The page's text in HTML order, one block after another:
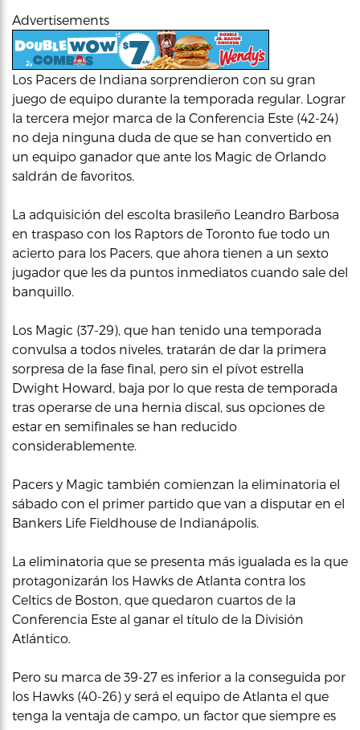
Advertisements
Los Pacers de Indiana sorprendieron con su gran
juego de equipo durante la temporada regular. Lograr
la tercera mejor marca de la Conferencia Este (42-24)
no deja ninguna duda de que se han convertido en
un equipo ganador que ante los Magic de Orlando
saldrán de favoritos.
La adquisición del escolta brasileño Leandro Barbosa
en traspaso con los Raptors de Toronto fue todo un
acierto para los Pacers, que ahora tienen a un sexto
jugador que les da puntos inmediatos cuando sale del
banquillo.
Los Magic (37-29), que han tenido una temporada
convulsa a todos niveles, tratarán de dar la primera
sorpresa de la fase final, pero sin el pívot estrella
Dwight Howard, baja por lo que resta de temporada
tras operarse de una hernia discal, sus opciones de
estar en semifinales se han reducido
considerablemente.
Pacers y Magic también comienzan la eliminatoria el
sábado con el primer partido que van a disputar en el
Bankers Life Fieldhouse de Indianápolis.
La eliminatoria que se presenta más igualada es la que
protagonizarán los Hawks de Atlanta contra los
Celtics de Boston, que quedaron cuartos de la
Conferencia Este al ganar el título de la División
Atlántico.
Pero su marca de 39-27 es inferior a la conseguida por
los Hawks (40-26) y será el equipo de Atlanta el que
tenga la ventaja de campo, un factor que siempre es